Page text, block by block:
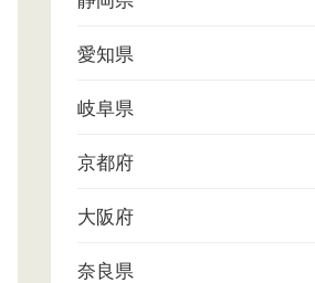
愛知県
岐阜県
京都府
大阪府
奈良県